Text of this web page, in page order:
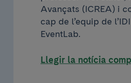
Avançats (ICREA) i
cap de l’equip de
EventLab.
Llegir la notícia